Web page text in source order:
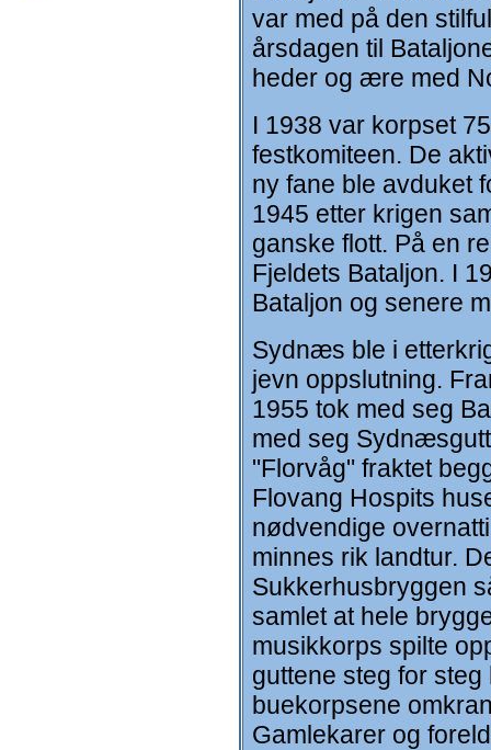
var med på den
årsdagen til
heder og ære med
I 1938 var korpset
festkomiteen. De
ny fane ble avduket
1945 etter krigen
ganske flott. På en
Fjeldets Bataljon. I
Bataljon og senere
Sydnæs ble i
jevn oppslutning.
1955 tok med seg
med seg
"Florvåg" fraktet
Flovang Hospits
nødvendige
minnes rik landtur.
Sukkerhusbryggen
samlet at hele
musikkorps spilte
guttene steg for
buekorpsene
Gamlekarer og